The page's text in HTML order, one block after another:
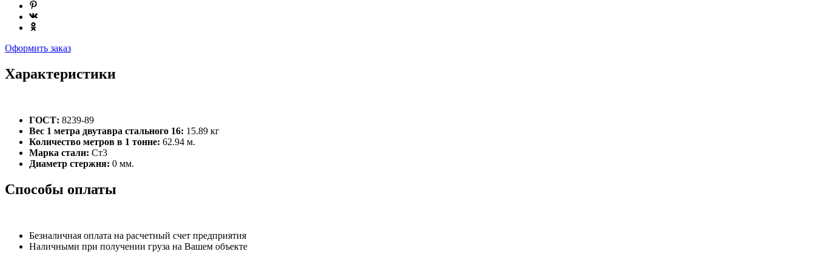
Оформить заказ
Характеристики
ГОСТ: 8239-89
Вес 1 метра двутавра стального 16: 15.89 кг
Количество метров в 1 тонне: 62.94 м.
Марка стали: Ст3
Диаметр стержня: 0 мм.
Способы оплаты
Безналичная оплата на расчетный счет предприятия
Наличными при получении груза на Вашем объекте